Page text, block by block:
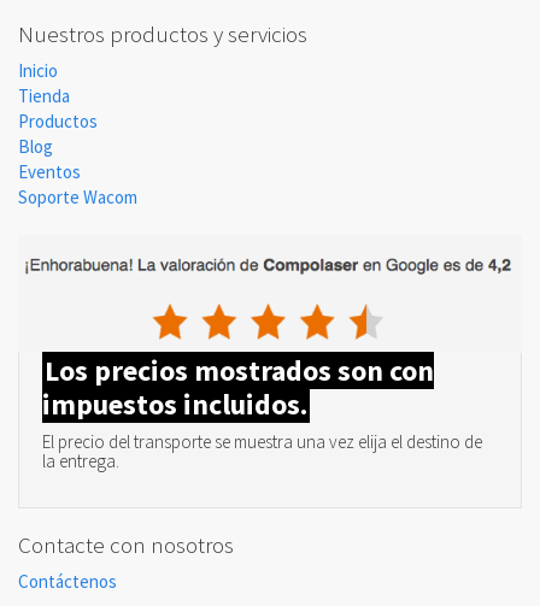
Nuestros productos y servicios
Inicio
Tienda
Productos
Blog
Eventos
Soporte Wacom
Los precios mostrados son con
impuestos incluidos.
El precio del transporte se muestra una vez elija el destino de
la entrega.
Contacte con nosotros
Contáctenos